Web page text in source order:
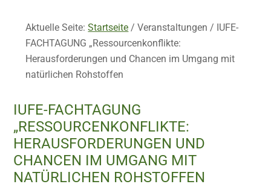
Aktuelle Seite:Startseite / Veranstaltungen/ IUFE-
FACHTAGUNG „Ressourcenkonflikte:
Herausforderungen und Chancen im Umgang mit
natürlichen Rohstoffen
IUFE-FACHTAGUNG
„RESSOURCENKONFLIKTE:
HERAUSFORDERUNGEN UND
CHANCEN IM UMGANG MIT
NATÜRLICHEN ROHSTOFFEN